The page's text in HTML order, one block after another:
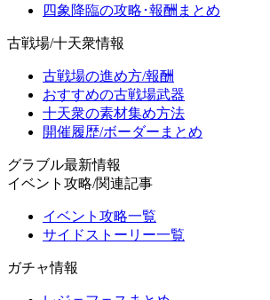
四象降臨の攻略･報酬まとめ
古戦場/十天衆情報
古戦場の進め方/報酬
おすすめの古戦場武器
十天衆の素材集め方法
開催履歴/ボーダーまとめ
グラブル最新情報
イベント攻略/関連記事
イベント攻略一覧
サイドストーリー一覧
ガチャ情報